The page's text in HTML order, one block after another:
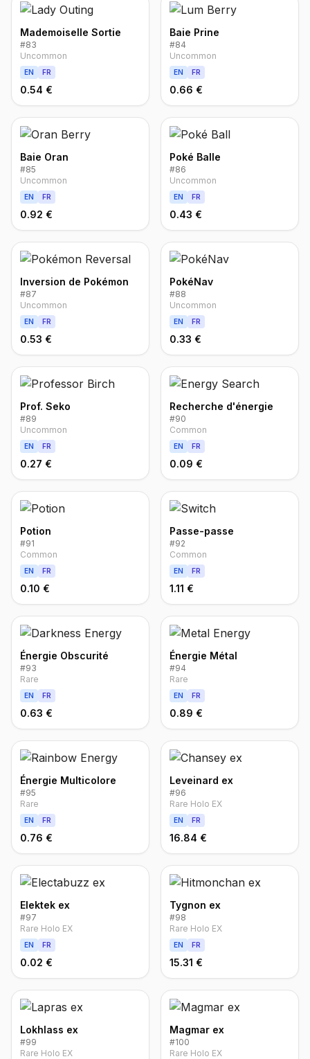
Mademoiselle Sortie
#83
Uncommon
EN FR
0.54 €
Baie Prine
#84
Uncommon
EN FR
0.66 €
Baie Oran
#85
Uncommon
EN FR
0.92 €
Poké Balle
#86
Uncommon
EN FR
0.43 €
Inversion de Pokémon
#87
Uncommon
EN FR
0.53 €
PokéNav
#88
Uncommon
EN FR
0.33 €
Prof. Seko
#89
Uncommon
EN FR
0.27 €
Recherche d'énergie
#90
Common
EN FR
0.09 €
Potion
#91
Common
EN FR
0.10 €
Passe-passe
#92
Common
EN FR
1.11 €
Énergie Obscurité
#93
Rare
EN FR
0.63 €
Énergie Métal
#94
Rare
EN FR
0.89 €
Énergie Multicolore
#95
Rare
EN FR
0.76 €
Leveinard ex
#96
Rare Holo EX
EN FR
16.84 €
Elektek ex
#97
Rare Holo EX
EN FR
0.02 €
Tygnon ex
#98
Rare Holo EX
EN FR
15.31 €
Lokhlass ex
#99
Rare Holo EX
Magmar ex
#100
Rare Holo EX